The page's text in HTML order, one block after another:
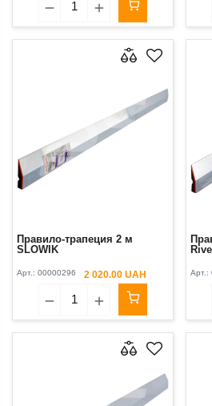
Правило-трапеция 2 м
SLOWIK
Арт.: 00000296 2 020.00 UAH Арт.: